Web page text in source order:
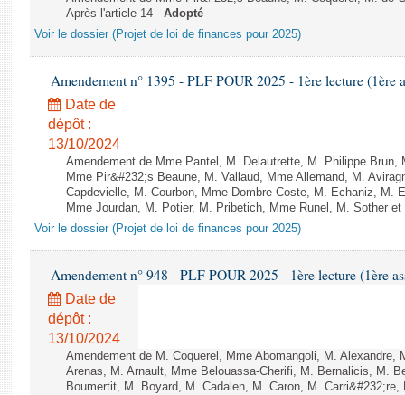
Après l'article 14 - Adopté
Voir le dossier (Projet de loi de finances pour 2025)
Amendement n° 1395 - PLF POUR 2025 - 1ère lecture (1ère
Date de
dépôt :
13/10/2024
Amendement de Mme Pantel, M. Delautrette, M. Philippe
Mme Pir&#232;s Beaune, M. Vallaud, Mme Allemand, M.
Capdevielle, M. Courbon, Mme Dombre Coste, M. Echaniz, M.
Mme Jourdan, M. Potier, M. Pribetich, Mme Runel, M. Sother
Voir le dossier (Projet de loi de finances pour 2025)
Amendement n° 948 - PLF POUR 2025 - 1ère lecture (1ère
Date de
dépôt :
13/10/2024
Amendement de M. Coquerel, Mme Abomangoli, M. Alexandre,
Arenas, M. Arnault, Mme Belouassa-Cherifi, M. Bernalicis, M.
Boumertit, M. Boyard, M. Cadalen, M. Caron, M.